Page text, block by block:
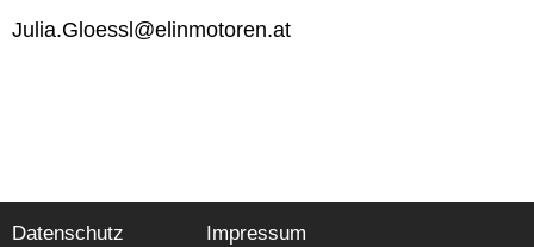
Julia.Gloessl@elinmotoren.at
Datenschutz
Impressum